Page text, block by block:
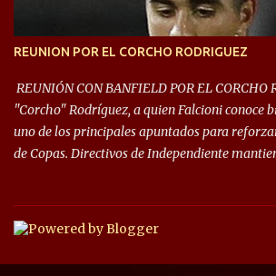
REUNION POR EL CORCHO RODRIGUEZ
REUNIÓN CON BANFIELD POR EL CORCHO
"Corcho" Rodríguez, a quien Falcioni conoce
uno de los principales apuntados para
de Copas. Directivos de Independiente
préstamo con opción de compra pero, por lo
busca vender al menos el 50% del pase por
1,5 millones de dólares. El volante central